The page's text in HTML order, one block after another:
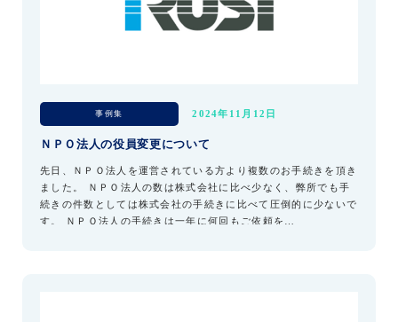
ＮＰＯ法人の役員変更について
事例集 2024年11月12日
先日、ＮＰＯ法人を運営されている方より複数のお手続きを頂き
ました。 ＮＰＯ法人の数は株式会社に比べ少なく、弊所でも手
続きの件数としては株式会社の手続きに比べて圧倒的に少ないで
す。 ＮＰＯ法人の手続きは一年に何回もご依頼を…